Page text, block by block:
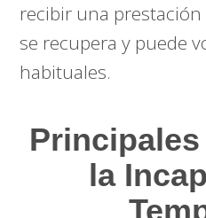
recibir una
se recupera y puede
habituales.
la